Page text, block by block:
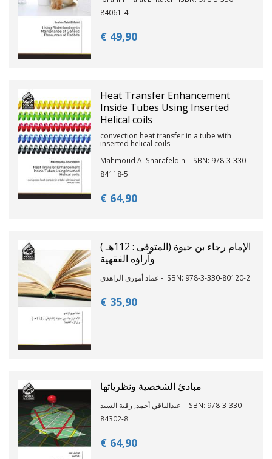
84061-4
€ 49,90
Heat Transfer Enhancement
Inside Tubes Using Inserted
Helical coils
convection heat transfer in a tube with
inserted helical coils
Mahmoud A. Sharafeldin - ISBN: 978-3-330-
84118-5
€ 64,90
الإمام رجاء بن حيوة (المتوفى : 112هـ )
وآراؤه الفقهية
عماد أموري الزاهدي - ISBN: 978-3-330-80120-2
€ 35,90
مبادئ الشخصية ونظرياتها
عبدالباقي أحمد, رقية السيد - ISBN: 978-3-330-
84302-8
€ 64,90